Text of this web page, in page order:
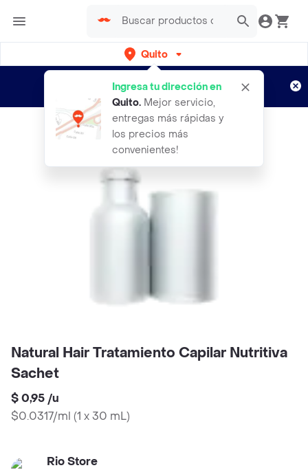
Quito
Ingresa tu dirección en
Quito. Mejor servicio,
entregas más rápidas y
los precios más
convenientes!
envíos gratis por semanas
Aplican TyC
Natural Hair Tratamiento Capilar Nutritiva
Sachet
$ 0,95 /u
$0.0317/ml (1 x 30 mL)
Rio Store